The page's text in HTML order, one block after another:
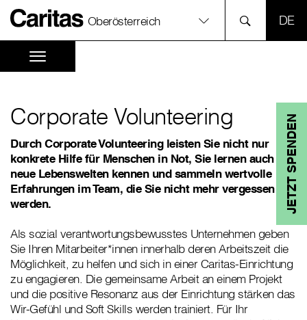
Oberösterreich
JETZT SPENDEN
Corporate Volunteering
Durch Corporate Volunteering leisten Sie nicht nur
konkrete Hilfe für Menschen in Not, Sie lernen auch
neue Lebenswelten kennen und sammeln wertvolle
Erfahrungen im Team, die Sie nicht mehr vergessen
werden.
Als sozial verantwortungsbewusstes Unternehmen geben
Sie Ihren Mitarbeiter*innen innerhalb deren Arbeitszeit die
Möglichkeit, zu helfen und sich in einer Caritas-Einrichtung
zu engagieren. Die gemeinsame Arbeit an einem Projekt
und die positive Resonanz aus der Einrichtung stärken das
Wir-Gefühl und Soft Skills werden trainiert. Für Ihr